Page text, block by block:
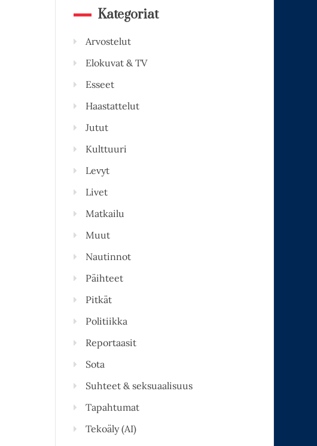
Kategoriat
Arvostelut
Elokuvat & TV
Esseet
Haastattelut
Jutut
Kulttuuri
Levyt
Livet
Matkailu
Muut
Nautinnot
Päihteet
Pitkät
Politiikka
Reportaasit
Sota
Suhteet & seksuaalisuus
Tapahtumat
Tekoäly (AI)